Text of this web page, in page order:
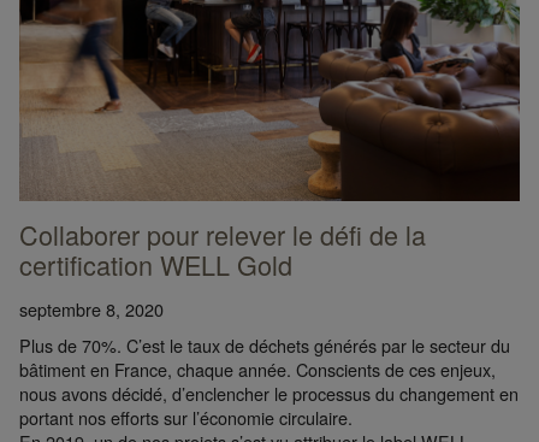
Collaborer pour relever le défi de la
certification WELL Gold
septembre 8, 2020
Plus de 70%. C’est le taux de déchets générés par le secteur du
bâtiment en France, chaque année. Conscients de ces enjeux,
nous avons décidé, d’enclencher le processus du changement en
portant nos efforts sur l’économie circulaire.